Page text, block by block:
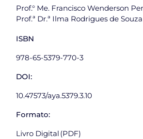
Prof.° Me. Francisco Wenderson
Prof.ª Dr.ª Ilma Rodrigues de
ISBN
978-65-5379-770-3
DOI:
10.47573/aya.5379.3.10
Formato:
Livro Digital (PDF)